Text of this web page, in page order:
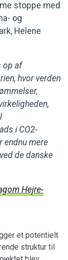
stoppe med
og
Helene
op af
hvor verden
i CO2-
endnu mere
de danske
Hejre-
et potentielt
struktur til